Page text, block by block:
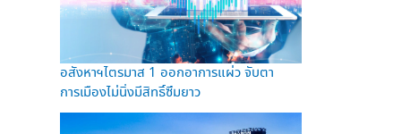
อสังหาฯไตรมาส 1 ออกอาการแผ่ว จับตา
การเมืองไม่นิ่งมีสิทธิ์ซึมยาว